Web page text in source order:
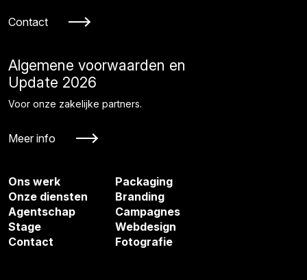
Contact
Algemene voorwaarden en
Update 2026
Voor onze zakelijke partners.
Meer info
Ons werk
Onze diensten
Agentschap
Stage
Contact
Packaging
Branding
Campagnes
Webdesign
Fotografie